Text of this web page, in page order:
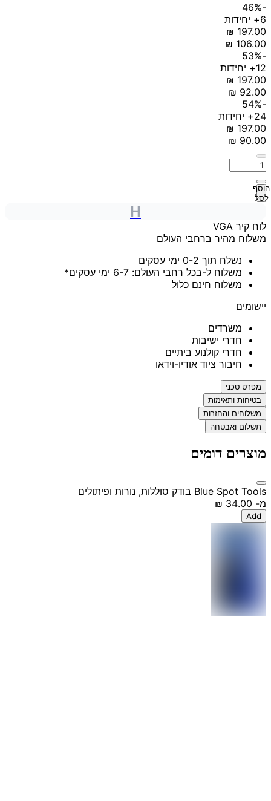
-46%
6+ יחידות
-53%
12+ יחידות
-54%
24+ יחידות
הוסף
לסל
H
לוח קיר VGA
משלוח מהיר ברחבי העולם
נשלח תוך 0-2 ימי עסקים
משלוח ל-בכל רחבי העולם: 6-7 ימי עסקים*
משלוח חינם כלול
יישומים
משרדים
חדרי ישיבות
חדרי קולנוע ביתיים
חיבור ציוד אודיו-וידאו
מפרט טכני
בטיחות ותאימות
משלוחים והחזרות
תשלום ואבטחה
מוצרים דומים
Blue Spot Tools בודק סוללות, נורות ופיתולים
מ-
Add